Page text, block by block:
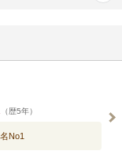
（歴5年）
No1